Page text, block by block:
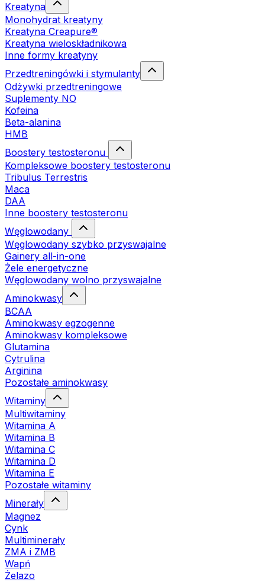
Kreatyna
Monohydrat kreatyny
Kreatyna Creapure®
Kreatyna wieloskładnikowa
Inne formy kreatyny
Przedtreningówki i stymulanty
Odżywki przedtreningowe
Suplementy NO
Kofeina
Beta-alanina
HMB
Boostery testosteronu
Kompleksowe boostery testosteronu
Tribulus Terrestris
Maca
DAA
Inne boostery testosteronu
Węglowodany
Węglowodany szybko przyswajalne
Gainery all-in-one
Żele energetyczne
Węglowodany wolno przyswajalne
Aminokwasy
BCAA
Aminokwasy egzogenne
Aminokwasy kompleksowe
Glutamina
Cytrulina
Arginina
Pozostałe aminokwasy
Witaminy
Multiwitaminy
Witamina A
Witamina B
Witamina C
Witamina D
Witamina E
Pozostałe witaminy
Minerały
Magnez
Cynk
Multiminerały
ZMA i ZMB
Wapń
Żelazo